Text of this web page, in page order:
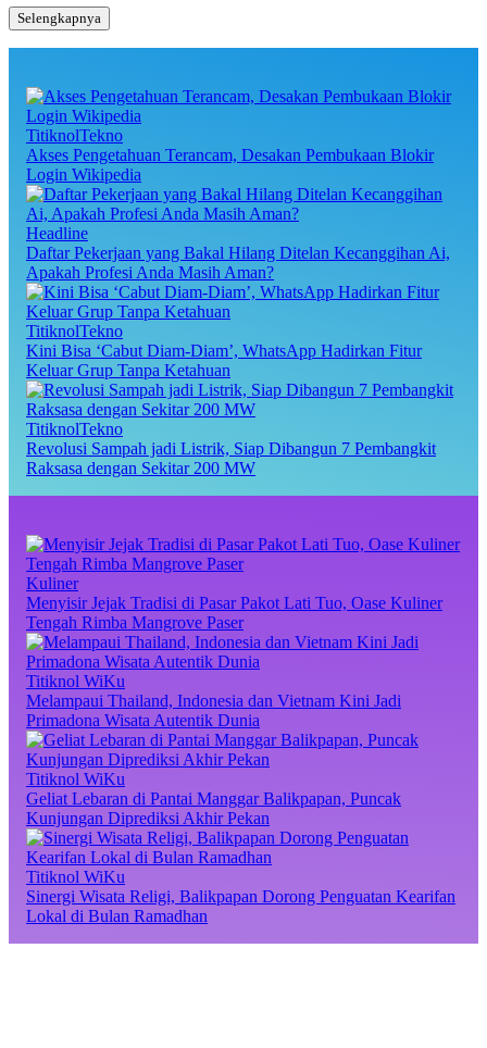
Selengkapnya
TitiknolTekno
Akses Pengetahuan Terancam, Desakan Pembukaan Blokir
Login Wikipedia
Headline
Daftar Pekerjaan yang Bakal Hilang Ditelan Kecanggihan Ai,
Apakah Profesi Anda Masih Aman?
TitiknolTekno
Kini Bisa ‘Cabut Diam-Diam’, WhatsApp Hadirkan Fitur
Keluar Grup Tanpa Ketahuan
TitiknolTekno
Revolusi Sampah jadi Listrik, Siap Dibangun 7 Pembangkit
Raksasa dengan Sekitar 200 MW
Kuliner
Menyisir Jejak Tradisi di Pasar Pakot Lati Tuo, Oase Kuliner
Tengah Rimba Mangrove Paser
Titiknol WiKu
Melampaui Thailand, Indonesia dan Vietnam Kini Jadi
Primadona Wisata Autentik Dunia
Titiknol WiKu
Geliat Lebaran di Pantai Manggar Balikpapan, Puncak
Kunjungan Diprediksi Akhir Pekan
Titiknol WiKu
Sinergi Wisata Religi, Balikpapan Dorong Penguatan Kearifan
Lokal di Bulan Ramadhan